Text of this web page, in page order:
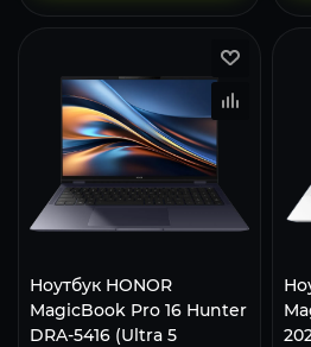
Ноутбук HONOR
MagicBook Pro 16 Hunter
DRA-5416 (Ultra 5